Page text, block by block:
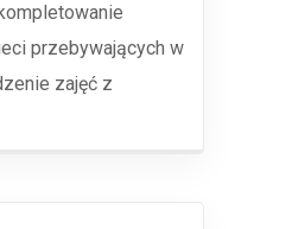
przebywających w
zajęć z